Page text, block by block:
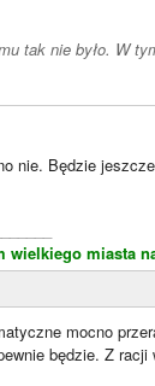
tak nie było. W
nie. Będzie
wielkiego miasta
mocno
będzie. Z